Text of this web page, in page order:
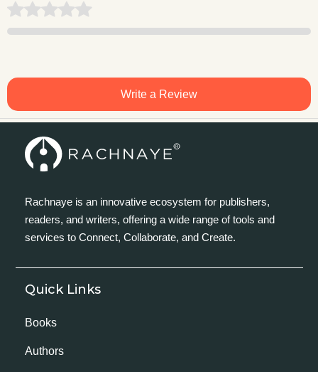
Write a Review
Rachnaye is an innovative ecosystem for publishers,
readers, and writers, offering a wide range of tools and
services to Connect, Collaborate, and Create.
Quick Links
Books
Authors